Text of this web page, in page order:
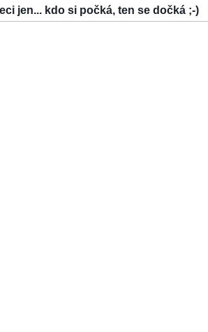
jen... kdo si počká, ten se dočká ;-)